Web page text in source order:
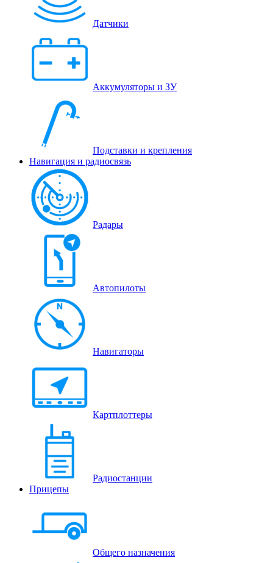
Датчики
Аккумуляторы и ЗУ
Подставки и крепления
Навигация и радиосвязь
Радары
Автопилоты
Навигаторы
Картплоттеры
Радиостанции
Прицепы
Общего назначения